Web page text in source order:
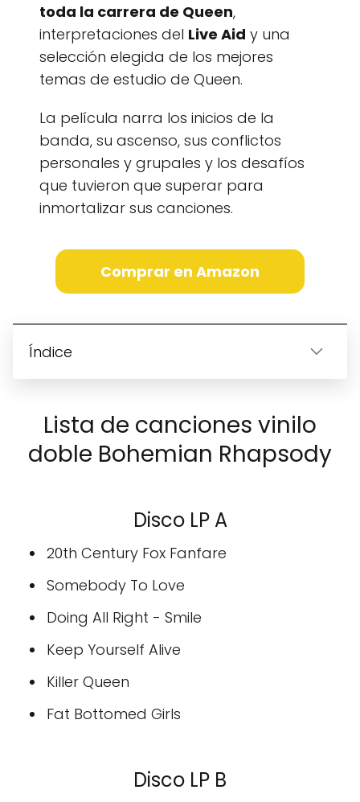
toda la carrera de Queen,
interpretaciones del Live Aid y una
selección elegida de los mejores
temas de estudio de Queen.
La película narra los inicios de la
banda, su ascenso, sus conflictos
personales y grupales y los desafíos
que tuvieron que superar para
inmortalizar sus canciones.
Comprar en Amazon
Índice
Lista de canciones vinilo
doble Bohemian Rhapsody
Disco LP A
20th Century Fox Fanfare
Somebody To Love
Doing All Right - Smile
Keep Yourself Alive
Killer Queen
Fat Bottomed Girls
Disco LP B